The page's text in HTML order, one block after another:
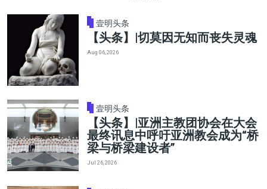
壹明头条
【头条】|切莫因无知而丧失灵魂
Aug 06, 2026
壹明头条
【头条】|亚洲主教团协会在大会
最终讯息中呼吁亚洲教会成为“桥
梁与桥梁建设者”
Jul 26, 2026